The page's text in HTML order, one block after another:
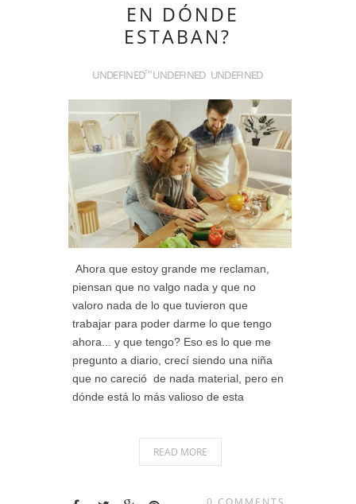
EN DÓNDE
ESTABAN?
UNDEFINEDTH UNDEFINED UNDEFINED
Ahora que estoy grande me reclaman,
piensan que no valgo nada y que no
valoro nada de lo que tuvieron que
trabajar para poder darme lo que tengo
ahora... y que tengo? Eso es lo que me
pregunto a diario, crecí siendo una niña
que no careció de nada material, pero en
dónde está lo más valioso de esta
READ MORE